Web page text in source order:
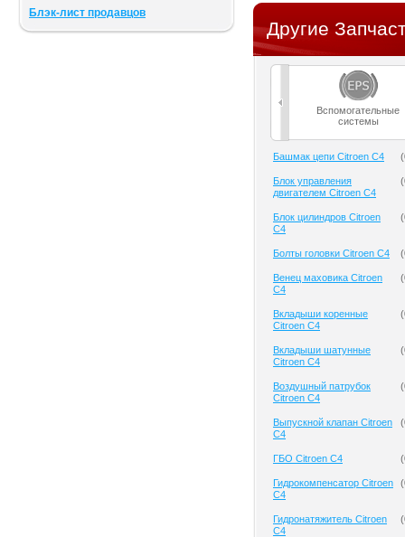
Блэк-лист продавцов
Другие
Вспомогательные
системы
Башмак цепи Citroen C4 (
Блок управления
двигателем Citroen C4
(
Блок цилиндров Citroen
C4
(
Болты головки Citroen C4 (
Венец маховика Citroen
C4
(
Вкладыши коренные
Citroen C4
(
Вкладыши шатунные
Citroen C4
(
Воздушный патрубок
Citroen C4
(
Выпускной клапан Citroen
C4
(
ГБО Citroen C4 (
Гидрокомпенсатор Citroen
C4
(
Гидронатяжитель Citroen
C4
(